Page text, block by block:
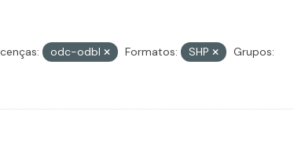
odc-odbl Formatos: SHP
Grupos: